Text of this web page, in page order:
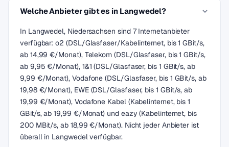
Welche Anbieter gibt es in Langwedel?
In Langwedel, Niedersachsen sind 7 Internetanbieter
verfügbar: o2 (DSL/Glasfaser/Kabelinternet, bis 1 GBit/s,
ab 14,99 €/Monat), Telekom (DSL/Glasfaser, bis 1 GBit/s,
ab 9,95 €/Monat), 1&1 (DSL/Glasfaser, bis 1 GBit/s, ab
9,99 €/Monat), Vodafone (DSL/Glasfaser, bis 1 GBit/s, ab
19,98 €/Monat), EWE (DSL/Glasfaser, bis 1 GBit/s, ab
19,99 €/Monat), Vodafone Kabel (Kabelinternet, bis 1
GBit/s, ab 19,99 €/Monat) und eazy (Kabelinternet, bis
200 MBit/s, ab 18,99 €/Monat). Nicht jeder Anbieter ist
überall in Langwedel verfügbar.